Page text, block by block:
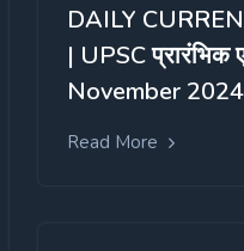
DAILY
| UPSC प्रारंभिक
November 2024
Read More